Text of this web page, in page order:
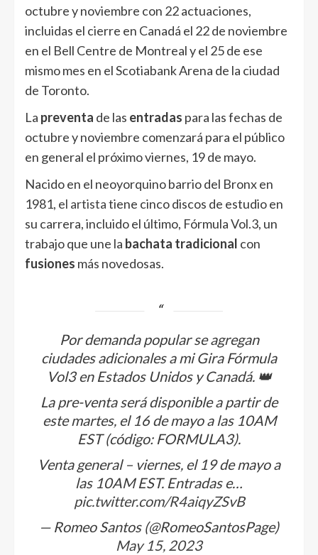
octubre y noviembre con 22 actuaciones,
incluidas el cierre en Canadá el 22 de noviembre
en el Bell Centre de Montreal y el 25 de ese
mismo mes en el Scotiabank Arena de la ciudad
de Toronto.
La preventa de las entradas para las fechas de
octubre y noviembre comenzará para el público
en general el próximo viernes, 19 de mayo.
Nacido en el neoyorquino barrio del Bronx en
1981, el artistatiene cinco discos de estudio en
su carrera, incluido el último, Fórmula Vol.3, un
trabajo que une la bachata tradicional con
fusiones más novedosas.
Por demanda popular se agregan
ciudades adicionales a mi Gira Fórmula
Vol3 en Estados Unidos y Canadá. 👑
La pre-venta será disponible a partir de
este martes, el 16 de mayo a las 10AM
EST (código: FORMULA3).
Venta general – viernes, el 19 de mayo a
las 10AM EST. Entradas e…
pic.twitter.com/R4aiqyZSvB
— Romeo Santos (@RomeoSantosPage)
May 15, 2023